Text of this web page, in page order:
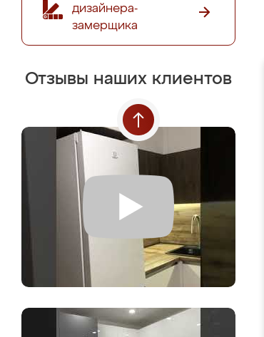
дизайнера-
замерщика
Отзывы наших клиентов